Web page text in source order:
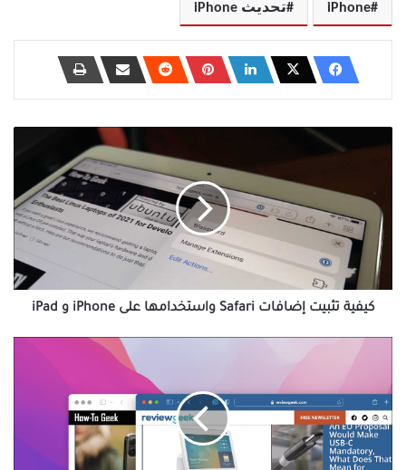
iPhone تحديث iPhone
Safari
واستخدامها
على
iPhone
iPad
كيفية تثبيت إضافات Safari واستخدامها على iPhone و iPad
تلوين
موقع
الويب
Safari